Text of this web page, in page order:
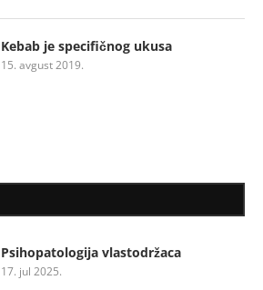
Kebab je specifičnog ukusa
15. avgust 2019.
Psihopatologija vlastodržaca
17. jul 2025.